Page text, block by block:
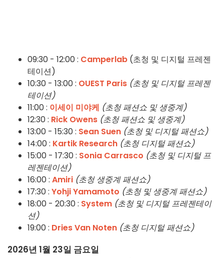
09:30 - 12:00 : Camperlab (초청 및 디지털 프레젠
테이션)
10:30 - 13:00 : OUEST Paris (초청 및 디지털 프레젠
테이션)
11:00 : 이세이 미야케 (초청 패션쇼 및 생중계)
12:30 : Rick Owens (초청 패션쇼 및 생중계)
13:00 - 15:30 : Sean Suen (초청 및 디지털 패션쇼)
14:00 : Kartik Research (초청 디지털 패션쇼)
15:00 - 17:30 : Sonia Carrasco (초청 및 디지털 프
레젠테이션)
16:00 : Amiri (초청 생중계 패션쇼)
17:30 : Yohji Yamamoto (초청 및 생중계 패션쇼)
18:00 - 20:30 : System (초청 및 디지털 프레젠테이
션)
19:00 : Dries Van Noten (초청 디지털 패션쇼)
2026년 1월 23일 금요일